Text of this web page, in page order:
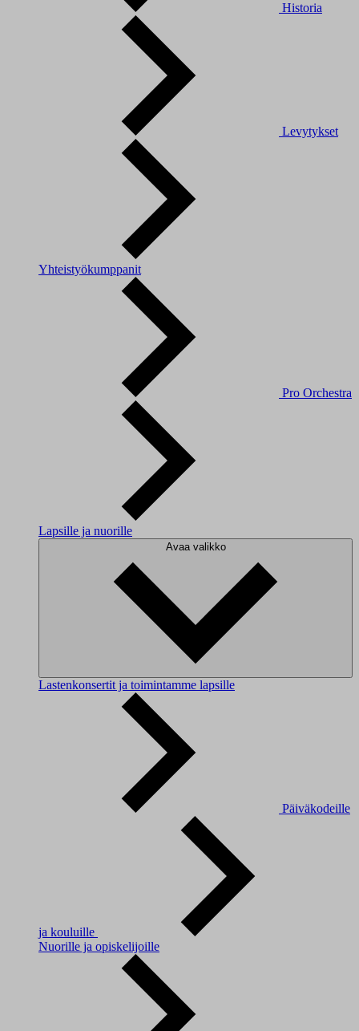
Historia
Levytykset
Yhteistyökumppanit
Pro Orchestra
Lapsille ja nuorille
Avaa valikko
Lastenkonsertit ja toimintamme lapsille
Päiväkodeille
ja kouluille
Nuorille ja opiskelijoille